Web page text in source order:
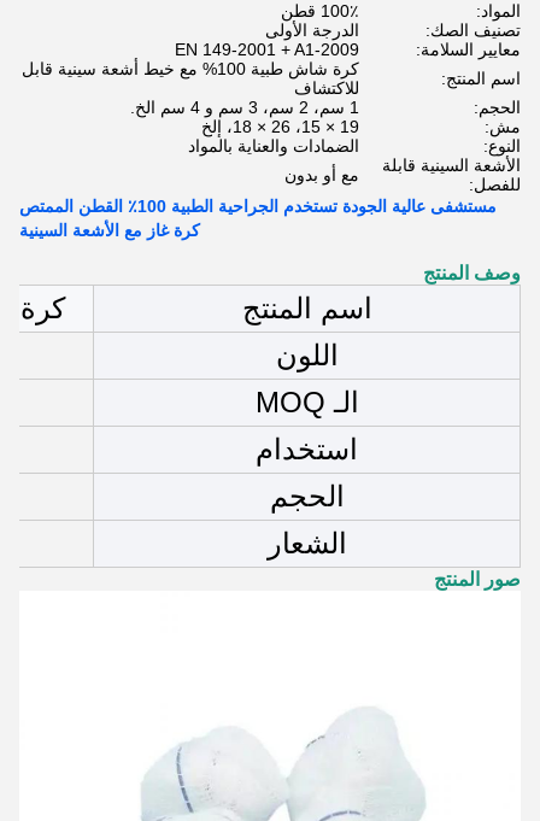
المواد:
100٪ قطن
تصنيف الصك:
الدرجة الأولى
معايير السلامة:
EN 149-2001 + A1-2009
اسم المنتج:
كرة شاش طبية 100% مع خيط أشعة سينية قابل
للاكتشاف
الحجم:
1 سم، 2 سم، 3 سم و 4 سم الخ.
مش:
19 × 15، 26 × 18، إلخ
النوع:
الضمادات والعناية بالمواد
الأشعة السينية قابلة
للفصل:
مع أو بدون
مستشفى عالية الجودة تستخدم الجراحية الطبية 100٪ القطن الممتص
كرة غاز مع الأشعة السينية
وصف المنتج
اسم المنتج
كرة
اللون
الـ MOQ
استخدام
الحجم
الشعار
صور المنتج